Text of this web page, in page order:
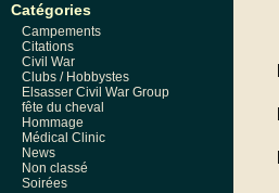
Catégories
Campements
Citations
Civil War
Clubs / Hobbystes
Elsasser Civil War Group
fête du cheval
Hommage
Médical Clinic
News
Non classé
Soirées